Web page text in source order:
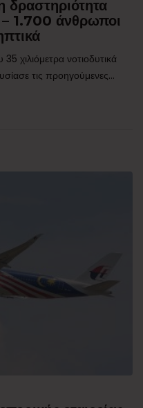
δραστηριότητα
1.700 άνθρωποι
χιλιόμετρα νοτιοδυτικά
τις προηγούμενες...